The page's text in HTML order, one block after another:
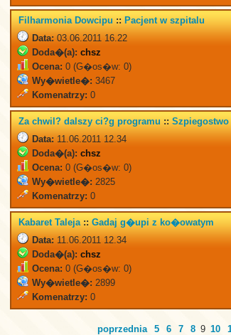
Filharmonia Dowcipu :: Pacjent w szpitalu
Data:03.06.2011 16.22
Doda�(a): chsz
Ocena: 0 (G�os�w: 0)
Wy�wietle�: 3467
Komenatrzy: 0
Za chwil? dalszy ci?g programu :: Szpiegostwo
Data:11.06.2011 12.34
Doda�(a): chsz
Ocena: 0 (G�os�w: 0)
Wy�wietle�: 2825
Komenatrzy: 0
Kabaret Taleja :: Gadaj g�upi z ko�owatym
Data:11.06.2011 12.34
Doda�(a): chsz
Ocena: 0 (G�os�w: 0)
Wy�wietle�: 2899
Komenatrzy: 0
poprzednia 5 6 7 8 9 10